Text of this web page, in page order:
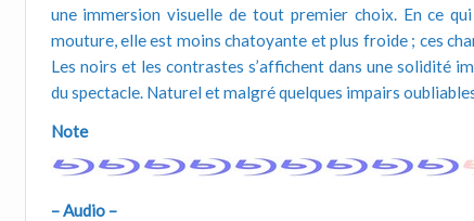
une immersion visuelle de tout premier choix. En ce
mouture, elle est moins chatoyante et plus froide ; ces
Les noirs et les contrastes s’affichent dans une solidité
du spectacle. Naturel et malgré quelques impairs
Note
– Audio –